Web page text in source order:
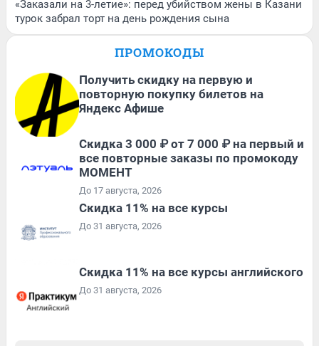
«Заказали на 3-летие»: перед убийством жены в Казани
турок забрал торт на день рождения сына
ПРОМОКОДЫ
Получить скидку на первую и
повторную покупку билетов на
Яндекс Афише
Скидка 3 000 ₽ от 7 000 ₽ на первый и
все повторные заказы по промокоду
МОМЕНТ
До 17 августа, 2026
Скидка 11% на все курсы
До 31 августа, 2026
Скидка 11% на все курсы английского
До 31 августа, 2026